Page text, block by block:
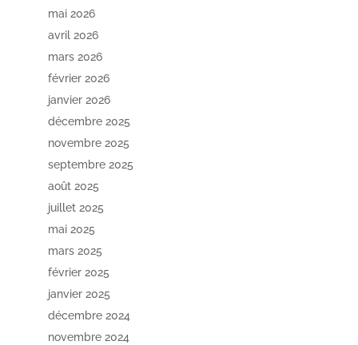
mai 2026
avril 2026
mars 2026
février 2026
janvier 2026
décembre 2025
novembre 2025
septembre 2025
août 2025
juillet 2025
mai 2025
mars 2025
février 2025
janvier 2025
décembre 2024
novembre 2024